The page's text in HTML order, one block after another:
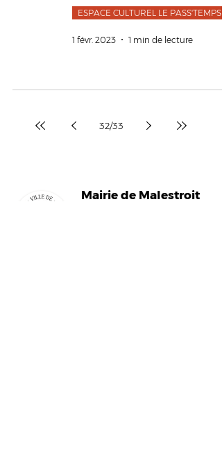
ESPACE CULTUREL LE PASS'TEMPS
1 févr. 2023 1 min de lecture
32/33
Mairie de Malestroit